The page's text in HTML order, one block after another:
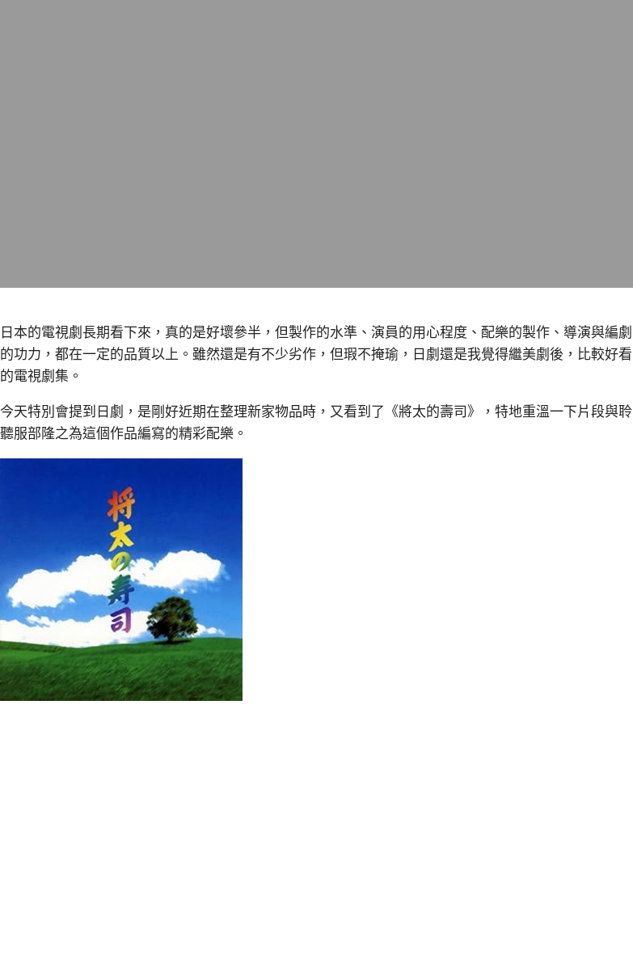
日本的電視劇長期看下來，真的是好壞參半，但製作的水準、演員的用心程度、配樂的製作、導演與編劇
的功力，都在一定的品質以上。雖然還是有不少劣作，但瑕不掩瑜，日劇還是我覺得繼美劇後，比較好看
的電視劇集。
今天特別會提到日劇，是剛好近期在整理新家物品時，又看到了《將太的壽司》，特地重溫一下片段與聆
聽服部隆之為這個作品編寫的精彩配樂。